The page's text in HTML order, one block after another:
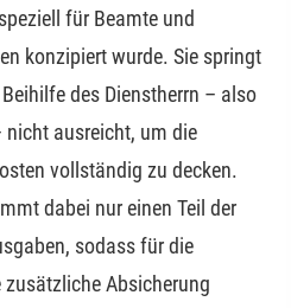
für Beamte und
konzipiert wurde. Sie springt
des Dienstherrn – also
ausreicht, um die
vollständig zu decken.
dabei nur einen Teil der
sodass für die
Absicherung